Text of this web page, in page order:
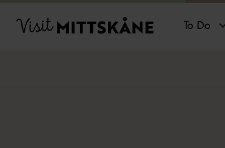
Visit MittSkåne
To Do